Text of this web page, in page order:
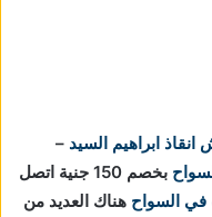
ابراهيم السيد –
بخصم 150 جنية اتصل
في السواح هناك العديد من